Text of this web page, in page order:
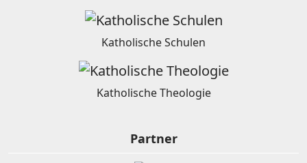
Katholische Schulen
Katholische Theologie
Partner